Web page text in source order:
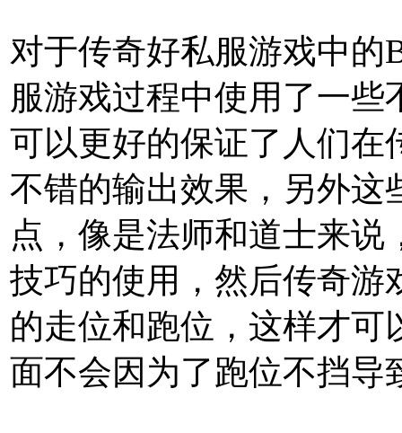
对于传奇好私服游戏中的
服游戏过程中使用了一
可以更好的保证了人们在
不错的输出效果，另外这
点，像是法师和道士来
技巧的使用，然后传奇游
的走位和跑位，这样才可
面不会因为了跑位不挡导